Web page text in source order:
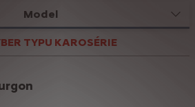
Model
TYPU KAROSÉRIE